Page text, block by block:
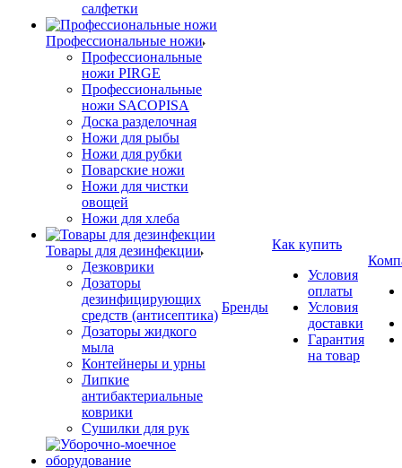
салфетки
Профессиональные ножи
Профессиональные
ножи PIRGE
Профессиональные
ножи SACOPISA
Доска разделочная
Ножи для рыбы
Ножи для рубки
Поварские ножи
Ножи для чистки
овощей
Ножи для хлеба
Товары для дезинфекции
Дезковрики
Дозаторы
дезинфицирующих
средств (антисептика)
Дозаторы жидкого
мыла
Контейнеры и урны
Липкие
антибактериальные
коврики
Сушилки для рук
Бренды
Как купить
Условия
оплаты
Условия
доставки
Гарантия
на товар